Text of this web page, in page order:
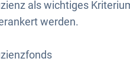
als wichtiges
werden.